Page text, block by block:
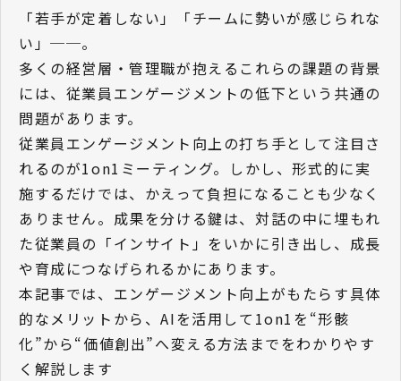
「若手が定着しない」「チームに勢いが感じられな
い」──。
多くの経営層・管理職が抱えるこれらの課題の背景
には、従業員エンゲージメントの低下という共通の
問題があります。
従業員エンゲージメント向上の打ち手として注目さ
れるのが1on1ミーティング。しかし、形式的に実
施するだけでは、かえって負担になることも少なく
ありません。成果を分ける鍵は、対話の中に埋もれ
た従業員の「インサイト」をいかに引き出し、成長
や育成につなげられるかにあります。
本記事では、エンゲージメント向上がもたらす具体
的なメリットから、AIを活用して1on1を“形骸
化”から“価値創出”へ変える方法までをわかりやす
く解説します